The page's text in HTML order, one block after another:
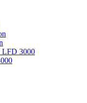
LFD 3000